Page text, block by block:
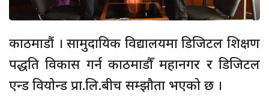
काठमाडौं । सामुदायिक विद्यालयमा डिजिटल शिक्षण
पद्धति विकास गर्न काठमाडौँ महानगर र डिजिटल
एन्ड वियोन्ड प्रा.लि.बीच सम्झौता भएको छ ।